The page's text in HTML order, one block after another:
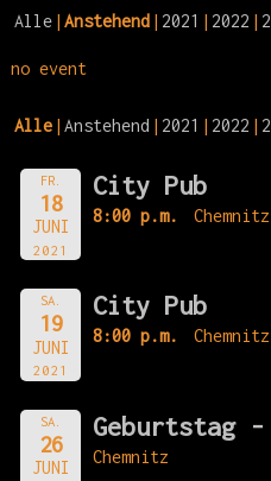
Alle Anstehend 2021 2022
no event
Alle Anstehend 2021 2022
FR.
18
JUNI
2021
City Pub
8:00 p.m. Chemnitz
SA.
19
JUNI
2021
City Pub
8:00 p.m. Chemnitz
SA.
26
JUNI
Geburtstag
Chemnitz